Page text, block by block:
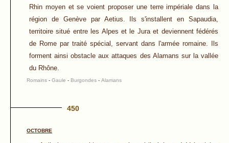
Rhin moyen et se voient proposer une terre impériale dans la
région de Genève par Aetius. Ils s'installent en Sapaudia,
territoire situé entre les Alpes et le Jura et deviennent fédérés
de Rome par traité spécial, servant dans l'armée romaine. Ils
forment ainsi obstacle aux attaques des Alamans sur la vallée
du Rhône.
Romains - Gaule - Burgondes - Alamans
450
OCTOBRE